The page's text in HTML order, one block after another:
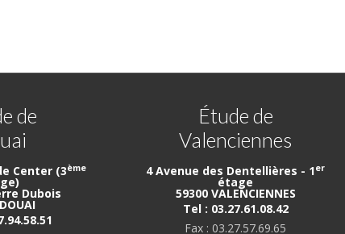
de
Center (3ème
Dubois
Étude de
Valenciennes
4 Avenue des Dentellières - 1er
étage
59300 VALENCIENNES
Tel : 03.27.61.08.42
Fax : 03.27.57.69.65